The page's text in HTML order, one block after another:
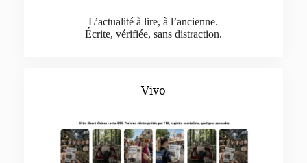
L’actualité à lire, à l’ancienne.
Écrite, vérifiée, sans distraction.
Vivo